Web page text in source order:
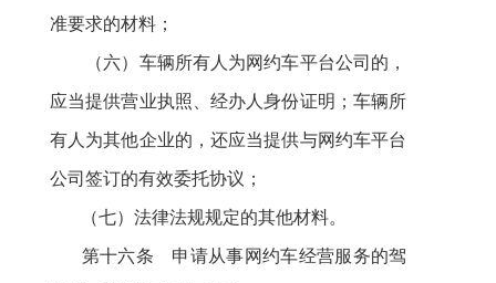
准要求的材料；
（六） 车辆所有人为网约车平台公司的，
应当提供营业执照、经办人身份证明；车辆所
有人为其他企业的，还应当提供与网约车平台
公司签订的有效委托协议；
（七）法律法规规定的其他材料。
第十六条 申请从事网约车经营服务的驾